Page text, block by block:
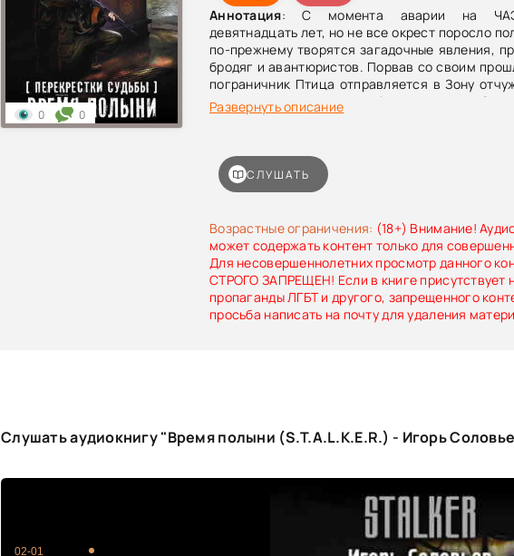
Аннотация: С момента аварии на
девятнадцать лет, но не все окрест поросло
по-прежнему творятся загадочные явления,
бродяг и авантюристов. Порвав со своим
пограничник Птица отправляется в Зону
же время группа ученых бьет тревогу: в Зоне
следы неизвестного эксперимента,
характеры, объединенные общей целью –
начинающемся апокалипсисе.Под грохот
болотной воды и порывы холодного ветра в
выжившие стали отсчитывать час второго
Развернуть описание
Возрастные ограничения: (18+) Внимание!
может содержать контент только для
Для несовершеннолетних просмотр данного
СТРОГО ЗАПРЕЩЕН! Если в книге присутствует
пропаганды ЛГБТ и другого, запрещенного
просьба написать на почту для удаления
0 0
СЛУШАТЬ
Слушать аудиокнигу "Время полыни (S.T.A.L.K.E.R.) - Игорь
02-01